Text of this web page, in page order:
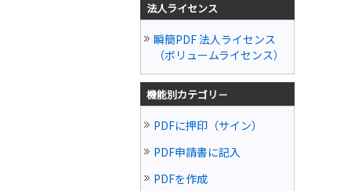
法人ライセンス
瞬簡PDF 法人ライセンス
（ボリュームライセンス）
機能別カテゴリ－
PDFに押印（サイン）
PDF申請書に記入
PDFを作成